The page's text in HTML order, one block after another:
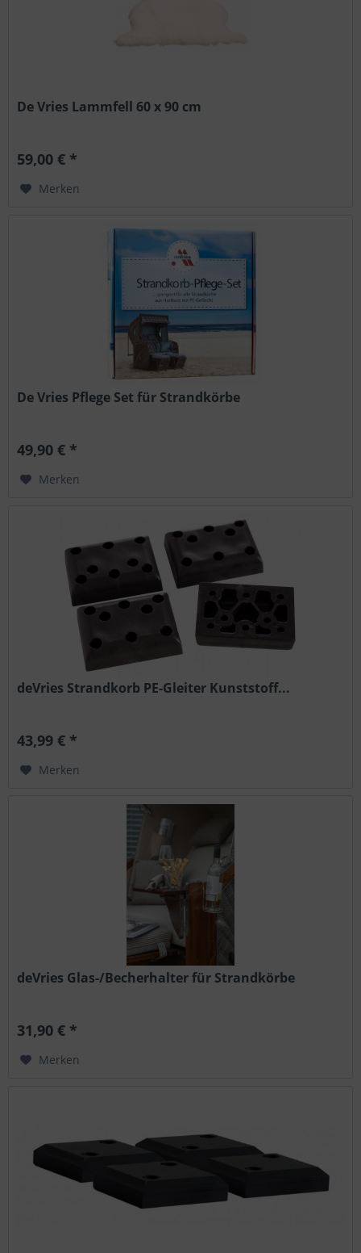
De Vries Lammfell 60 x 90 cm
59,00 € *
Merken
De Vries Pflege Set für Strandkörbe
49,90 € *
Merken
deVries Strandkorb PE-Gleiter Kunststoff...
43,99 € *
Merken
deVries Glas-/Becherhalter für Strandkörbe
31,90 € *
Merken